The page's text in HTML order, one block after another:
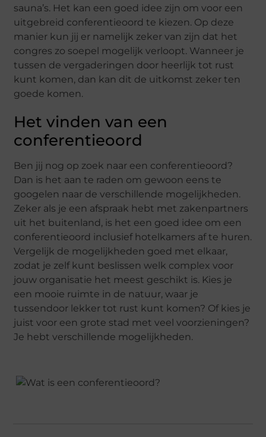
sauna’s. Het kan een goed idee zijn om voor een
uitgebreid conferentieoord te kiezen. Op deze
manier kun jij er namelijk zeker van zijn dat het
congres zo soepel mogelijk verloopt. Wanneer je
tussen de vergaderingen door heerlijk tot rust
kunt komen, dan kan dit de uitkomst zeker ten
goede komen.
Het vinden van een
conferentieoord
Ben jij nog op zoek naar een conferentieoord?
Dan is het aan te raden om gewoon eens te
googelen naar de verschillende mogelijkheden.
Zeker als je een afspraak hebt met zakenpartners
uit het buitenland, is het een goed idee om een
conferentieoord inclusief hotelkamers af te huren.
Vergelijk de mogelijkheden goed met elkaar,
zodat je zelf kunt beslissen welk complex voor
jouw organisatie het meest geschikt is. Kies je
een mooie ruimte in de natuur, waar je
tussendoor lekker tot rust kunt komen? Of kies je
juist voor een grote stad met veel voorzieningen?
Je hebt verschillende mogelijkheden.